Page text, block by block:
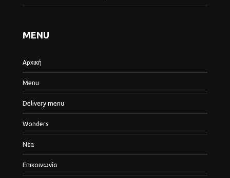
MENU
Αρχική
Menu
Delivery menu
Wonders
Νέα
Επικοινωνία